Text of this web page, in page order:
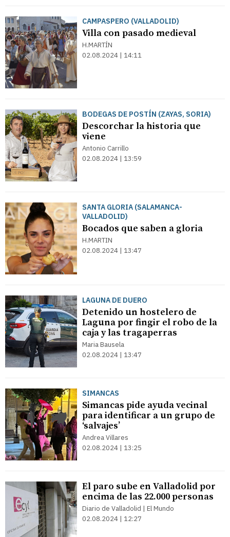
CAMPASPERO (VALLADOLID)
Villa con pasado medieval
H.MARTÍN
02.08.2024 | 14:11
BODEGAS DE POSTÍN (ZAYAS, SORIA)
Descorchar la historia que
viene
Antonio Carrillo
02.08.2024 | 13:59
SANTA GLORIA (SALAMANCA-
VALLADOLID)
Bocados que saben a gloria
H.MARTIN
02.08.2024 | 13:47
LAGUNA DE DUERO
Detenido un hostelero de
Laguna por fingir el robo de la
caja y las tragaperras
Maria Bausela
02.08.2024 | 13:47
SIMANCAS
Simancas pide ayuda vecinal
para identificar a un grupo de
‘salvajes’
Andrea Villares
02.08.2024 | 13:25
El paro sube en Valladolid por
encima de las 22.000 personas
Diario de Valladolid | El Mundo
02.08.2024 | 12:27